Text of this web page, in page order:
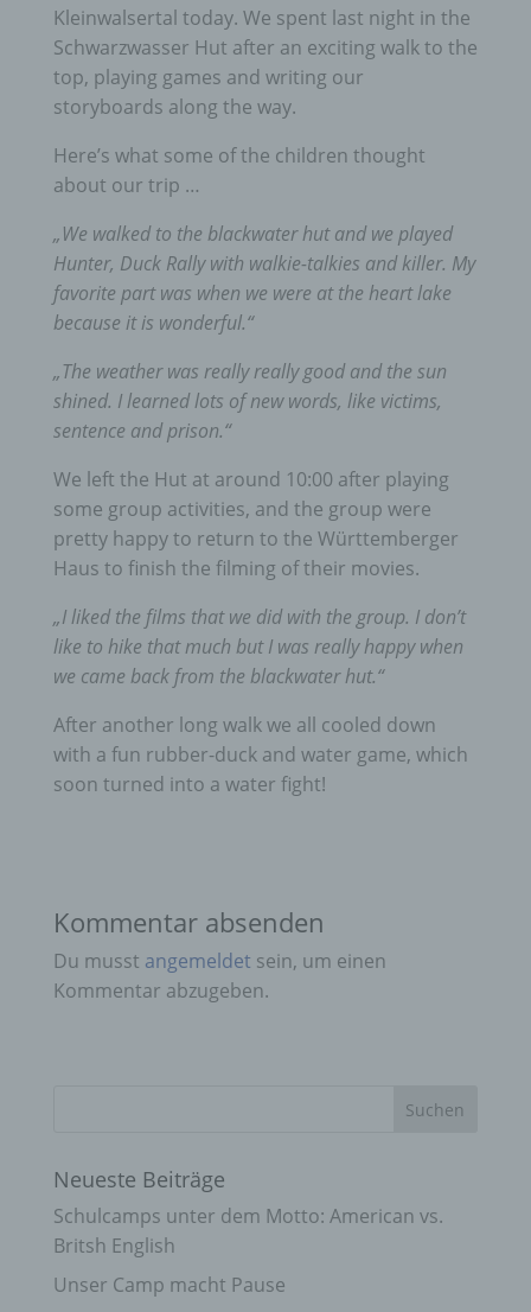
Kleinwalsertal today. We spent last night in the
Schwarzwasser Hut after an exciting walk to the
top, playing games and writing our
storyboards along the way.
Here’s what some of the children thought
about our trip …
„We walked to the blackwater hut and we played
Hunter, Duck Rally with walkie-talkies and killer. My
favorite part was when we were at the heart lake
because it is wonderful.“
„The weather was really really good and the sun
shined. I learned lots of new words, like victims,
sentence and prison.“
We left the Hut at around 10:00 after playing
some group activities, and the group were
pretty happy to return to the Württemberger
Haus to finish the filming of their movies.
„I liked the films that we did with the group. I don’t
like to hike that much but I was really happy when
we came back from the blackwater hut.“
After another long walk we all cooled down
with a fun rubber-duck and water game, which
soon turned into a water fight!
Kommentar absenden
Du musst angemeldet sein, um einen
Kommentar abzugeben.
Neueste Beiträge
Schulcamps unter dem Motto: American vs.
Britsh English
Unser Camp macht Pause